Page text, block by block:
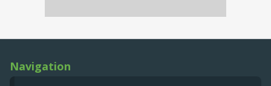
Navigation